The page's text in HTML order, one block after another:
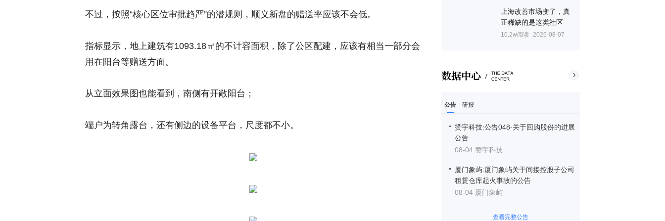
上海改善市场变了，真
正稀缺的是这类社区
10.2w阅读 2026-08-07
公告 研报
赞宇科技:公告048-关于回购股份的进展
公告
08-04 赞宇科技
厦门象屿:厦门象屿关于间接控股子公司
租赁仓库起火事故的公告
08-04 厦门象屿
查看完整公告
不过，按照“核心区位审批趋严”的潜规则，顺义新盘的赠送率应该不会低。
指标显示，地上建筑有1093.18㎡的不计容面积，除了公区配建，应该有相当一部分会
用在阳台等赠送方面。
从立面效果图也能看到，南侧有开敞阳台；
端户为转角露台，还有侧边的设备平台，尺度都不小。